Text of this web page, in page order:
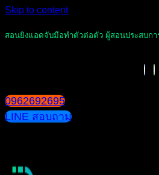
Skip to content
สอนยิงแอดจับมือทำตัวต่อตัว ผู้สอนประสบก
0962692695
LINE สอบถาม